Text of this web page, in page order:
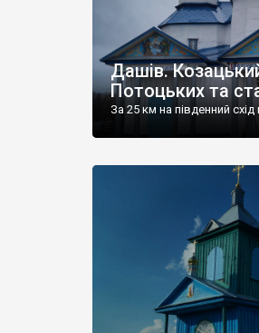
Дашів.
Потоцьких та
За 25 км на південний